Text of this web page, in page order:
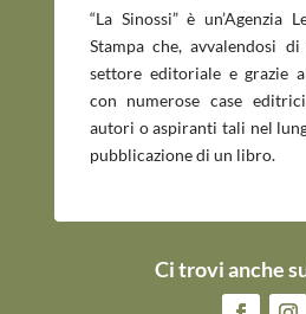
“La Sinossi” è un’Agenzia
Stampa che, avvalendosi
settore editoriale e grazie
con numerose case
autori o aspiranti tali nel
pubblicazione di un libro.
Ci trovi anche